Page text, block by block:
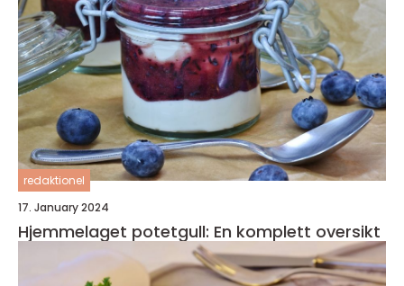
redaktionel
17. January 2024
Hjemmelaget potetgull: En komplett oversikt